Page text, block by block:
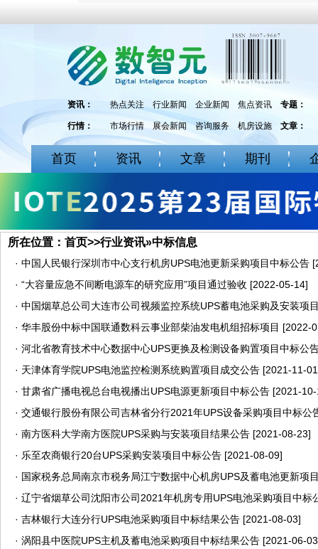
资讯： 热点关注 行业新闻 企业新闻 焦点资讯 专题：
行情： 市场行情 展会新闻 咨询服务 机房设施 文章：
首页 资讯 文章 期刊
所在位置： 首页>>行业资讯»中标信息
· 中国人民银行深圳市中心支行机房UPS电池更新采购项目中标公告
· “大容量应急不间断电源车的研究应用”项目通过验收 [2022-05-14]
· 中国烟草总公司大连市公司视频监控系统UPS蓄电池采购及安装项
· 华丰股份中标中国联通数科云事业部柴油发电机组招标项目 [2022-
· 河北省教育技术中心数据中心UPS更换及检测设备购置项目中标公
· 天津体育学院UPS电池监控检测系统购置项目成交公告 [2021-11-
· 甘肃省广播电视总台电视播出UPS电源更新项目中标公告 [2021-
· 交通银行股份有限公司吉林省分行2021年UPS设备采购项目中标公
· 南方医科大学南方医院UPS采购与安装项目结果公告 [2021-08-23]
· 乐至农商银行20台UPS采购安装项目中标公告 [2021-08-09]
· 国家税务总局南京市税务局江宁数据中心机房UPS及蓄电池更新项
· 辽宁省烟草公司沈阳市公司2021年机房专用UPS电池采购项目中标
· 吉林银行大连分行UPS电池采购项目中标结果公告 [2021-08-03]
· 涡阳县中医院UPS主机及蓄电池采购项目中标结果公告 [2021-06-